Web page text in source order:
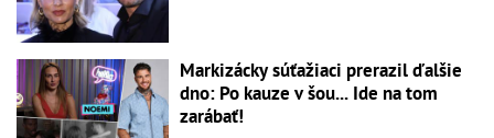
Markizácky súťažiaci prerazil ďalšie
dno: Po kauze v šou... Ide na tom
zarábať!